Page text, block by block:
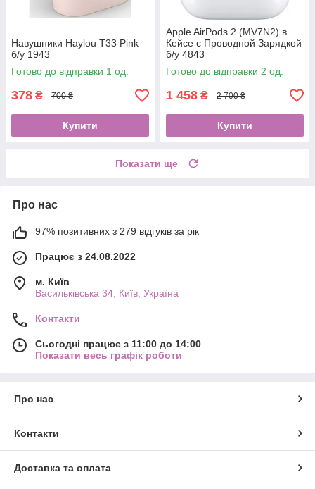
Навушники Haylou T33 Pink
б/у 1943
Готово до відправки 1 од.
378 ₴ 700 ₴
Купити
Apple AirPods 2 (MV7N2) в
Кейсе с Проводной Зарядкой
б/у 4843
Готово до відправки 2 од.
1 458 ₴ 2 700 ₴
Купити
Показати ще
Про нас
97% позитивних з 279 відгуків за рік
Працює з 24.08.2022
м. Київ
Васильківська 34, Київ, Україна
Контакти
Сьогодні працює з 11:00 до 14:00
Показати весь графік роботи
Про нас
Контакти
Доставка та оплата